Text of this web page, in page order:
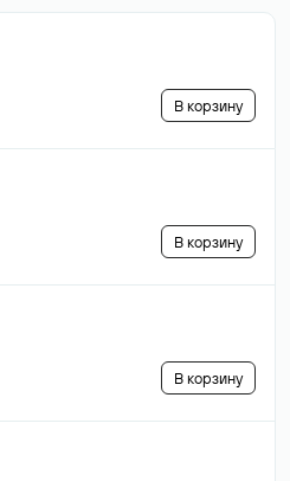
В корзину
В корзину
В корзину